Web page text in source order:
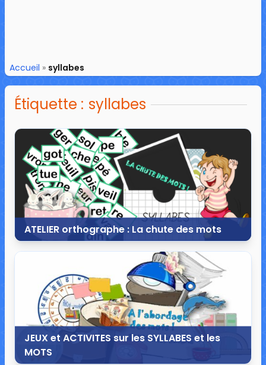
Accueil » syllabes
Étiquette : syllabes
ATELIER orthographe : La chute des mots
28 août 2017
24 158 vues
JEUX et ACTIVITES sur les SYLLABES et les
MOTS